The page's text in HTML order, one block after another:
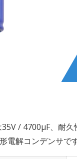
/ 4700µF、耐
電解コンデンサです